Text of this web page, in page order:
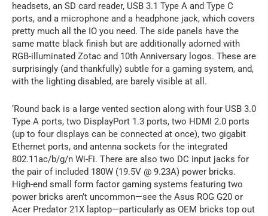
headsets, an SD card reader, USB 3.1 Type A and Type C
ports, and a microphone and a headphone jack, which covers
pretty much all the IO you need. The side panels have the
same matte black finish but are additionally adorned with
RGB-illuminated Zotac and 10th Anniversary logos. These are
surprisingly (and thankfully) subtle for a gaming system, and,
with the lighting disabled, are barely visible at all.
‘Round back is a large vented section along with four USB 3.0
Type A ports, two DisplayPort 1.3 ports, two HDMI 2.0 ports
(up to four displays can be connected at once), two gigabit
Ethernet ports, and antenna sockets for the integrated
802.11ac/b/g/n Wi-Fi. There are also two DC input jacks for
the pair of included 180W (19.5V @ 9.23A) power bricks.
High-end small form factor gaming systems featuring two
power bricks aren’t uncommon—see the Asus ROG G20 or
Acer Predator 21X laptop—particularly as OEM bricks top out